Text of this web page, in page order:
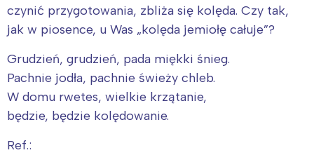
czynić przygotowania, zbliża się kolęda. Czy tak,
jak w piosence, u Was „kolęda jemiołę całuje”?
Grudzień, grudzień, pada miękki śnieg.
Pachnie jodła, pachnie świeży chleb.
W domu rwetes, wielkie krzątanie,
będzie, będzie kolędowanie.
Ref.: